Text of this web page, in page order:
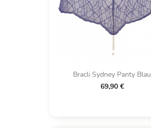
Bracli Sydney Panty Blau
69,90 €